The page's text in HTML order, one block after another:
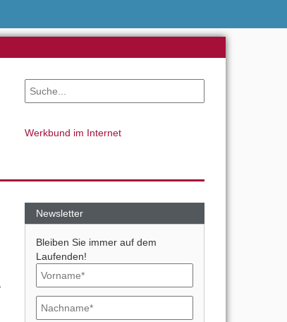
Werkbund im Internet
Newsletter
Bleiben Sie immer auf dem
Laufenden!